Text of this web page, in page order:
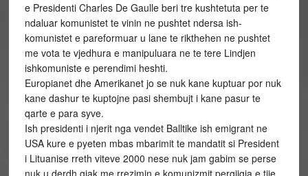
e Presidenti Charles De Gaulle beri tre kushtetuta per te
ndaluar komunistet te vinin ne pushtet ndersa ish-
komunistet e pareformuar u lane te rikthehen ne pushtet
me vota te vjedhura e manipuluara ne te tere Lindjen
ishkomuniste e perendimi heshti.
Europianet dhe Amerikanet jo se nuk kane kuptuar por nuk
kane dashur te kuptojne pasi shembujt i kane pasur te
qarte e para syve.
Ish presidenti i njerit nga vendet Balltike ish emigrant ne
USA kure e pyeten mbas mbarimit te mandatit si President
i Lituanise rreth viteve 2000 nese nuk jam gabim se perse
nuk u derdh gjak me rrezimin e komunizmit pergjigja e tije